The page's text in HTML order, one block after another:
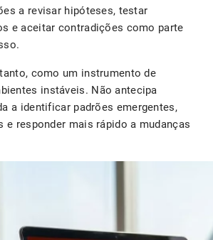
a revisar hipóteses, testar
e aceitar contradições como parte
como um instrumento de
instáveis. Não antecipa
a identificar padrões emergentes,
e responder mais rápido a mudanças